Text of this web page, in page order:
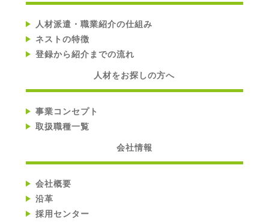
人材派遣・職業紹介の仕組み
ネストの特徴
登録から紹介までの流れ
人材をお探しの方へ
事業コンセプト
取扱職種一覧
会社情報
会社概要
沿革
採用センター